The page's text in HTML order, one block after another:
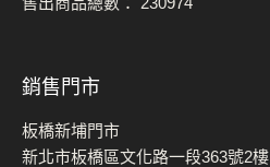
銷售門市
板橋新埔門市
新北市板橋區文化路一段363號2樓